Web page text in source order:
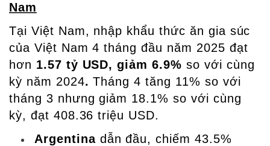
Nam
Tại Việt Nam, nhập khẩu thức ăn gia súc
của Việt Nam 4 tháng đầu năm 2025 đạt
hơn 1.57 tỷ USD, giảm 6.9% so với cùng
kỳ năm 2024. Tháng 4 tăng 11% so với
tháng 3 nhưng giảm 18.1% so với cùng
kỳ, đạt 408.36 triệu USD.
Argentinadẫn đầu, chiếm 43.5%